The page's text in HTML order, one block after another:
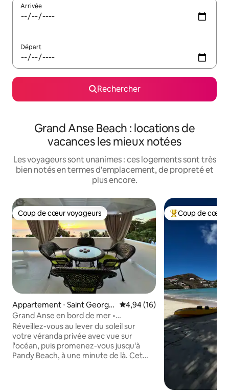
Arrivée
Départ
Rechercher
Grand Anse Beach : locations de
vacances les mieux notées
Les voyageurs sont unanimes : ces logements sont très
bien notés en termes d'emplacement, de propreté et
plus encore.
Coup de cœur voyageurs
Coup de cœur voyageurs
Appartement ⋅ Saint Georg
e's
Évaluation moyenne sur la
4,94 (16)
Grand Anse en bord de mer •
3 chambres • Climatisation
Réveillez-vous au lever du soleil sur
votre véranda privée avec vue sur
l'océan, puis promenez-vous jusqu'à
Pandy Beach, à une minute de là. Cet
Coups de cœur
Coup de cœur